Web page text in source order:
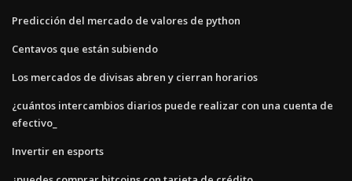
Predicción del mercado de valores de python
Centavos que están subiendo
Los mercados de divisas abren y cierran horarios
¿cuántos intercambios diarios puede realizar con una cuenta de
efectivo_
Invertir en esports